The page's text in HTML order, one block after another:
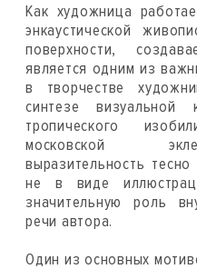
Как художница
энкаустической
поверхности,
является одним из
в творчестве
синтезе визуальной
тропического
московской
выразительность
не в виде
значительную роль
речи автора.
Один из основных